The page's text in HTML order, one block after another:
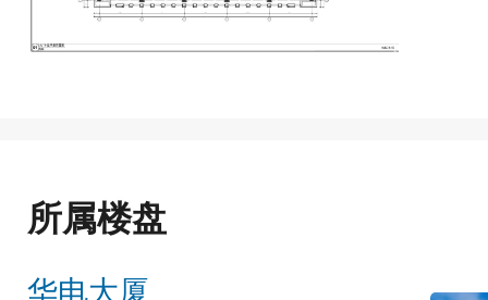
所属楼盘
华电大厦